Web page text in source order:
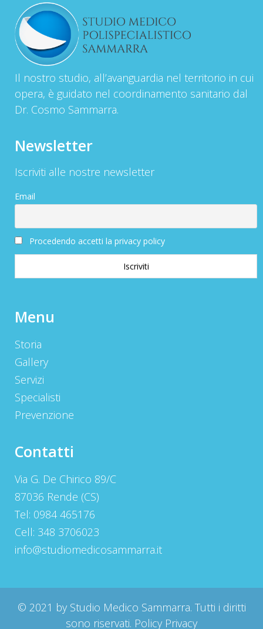
Il nostro studio, all’avanguardia nel territorio in cui
opera, è guidato nel coordinamento sanitario dal
Dr. Cosmo Sammarra.
Newsletter
Iscriviti alle nostre newsletter
Email
Procedendo accetti la privacy policy
Menu
Storia
Gallery
Servizi
Specialisti
Prevenzione
Contatti
Via G. De Chirico 89/C
87036 Rende (CS)
Tel: 0984 465176
Cell: 348 3706023
info@studiomedicosammarra.it
© 2021 by Studio Medico Sammarra. Tutti i diritti
sono riservati. Policy Privacy